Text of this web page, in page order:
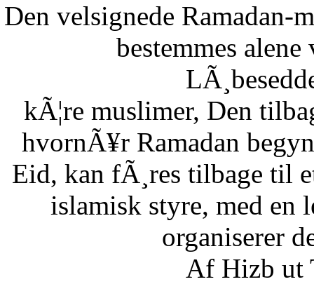
Den velsignede Ramadan-
bestemmes
kÃ¦re muslimer, Den
hvornÃ¥r Ramadan
Eid, kan fÃ¸res tilbage til
islamisk styre, med en
organiserer
Af Hizb ut